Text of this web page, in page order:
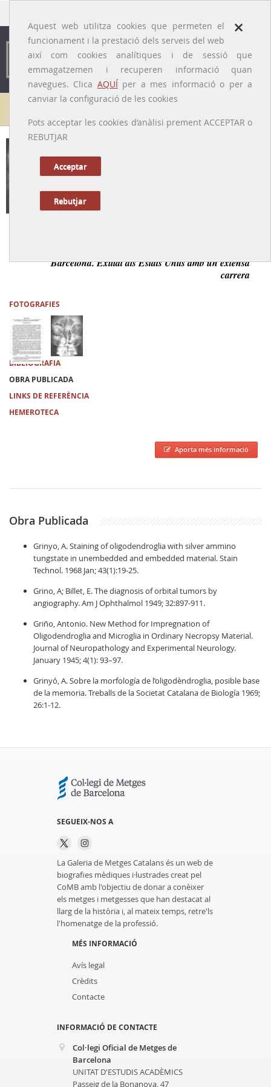
×
Aquest web utilitza cookies que permeten el
funcionament i la prestació dels serveis del web
així com cookies analítiques i de sessió que
emmagatzemen i recuperen informació quan
navegues. Clica AQUÍper a mes informació o per a
canviar la configuració de les cookies
Pots acceptar les cookies d’anàlisi prement ACCEPTAR o
REBUTJAR
Acceptar
Rebutjar
Galeria de metges
[Barcelona, 9/09/1903 – 16/12/1970]
Barcelona. Exiliat als Estats Units amb un extensa
carrera
FOTOGRAFIES
BIBLIOGRAFIA
OBRA PUBLICADA
LINKS DE REFERÈNCIA
HEMEROTECA
Aporta més informació
Obra Publicada
Grinyo, A. Staining of oligodendroglia with silver ammino
tungstate in unembedded and embedded material. Stain
Technol. 1968 Jan; 43(1):19-25.
Grino, A; Billet, E. The diagnosis of orbital tumors by
angiography. Am J Ophthalmol 1949; 32:897-911.
Griño, Antonio. New Method for Impregnation of
Oligodendroglia and Microglia in Ordinary Necropsy Material.
Journal of Neuropathology and Experimental Neurology.
January 1945; 4(1): 93–97.
Grinyó, A. Sobre la morfología de l’oligodèndroglia, posible base
de la memoria. Treballs de la Societat Catalana de Biología 1969;
26:1-12.
SEGUEIX-NOS A
La Galeria de Metges Catalans és un web de
biografies mèdiques i·lustrades creat pel
CoMB amb l'objectiu de donar a conèixer
els metges i metgesses que han destacat al
llarg de la història i, al mateix temps, retre'ls
l'homenatge de la professió.
MÉS INFORMACIÓ
Avís legal
Crèdits
Contacte
INFORMACIÓ DE CONTACTE
Col·legi Oficial de Metges de
Barcelona
UNITAT D'ESTUDIS ACADÈMICS
Passeig de la Bonanova, 47